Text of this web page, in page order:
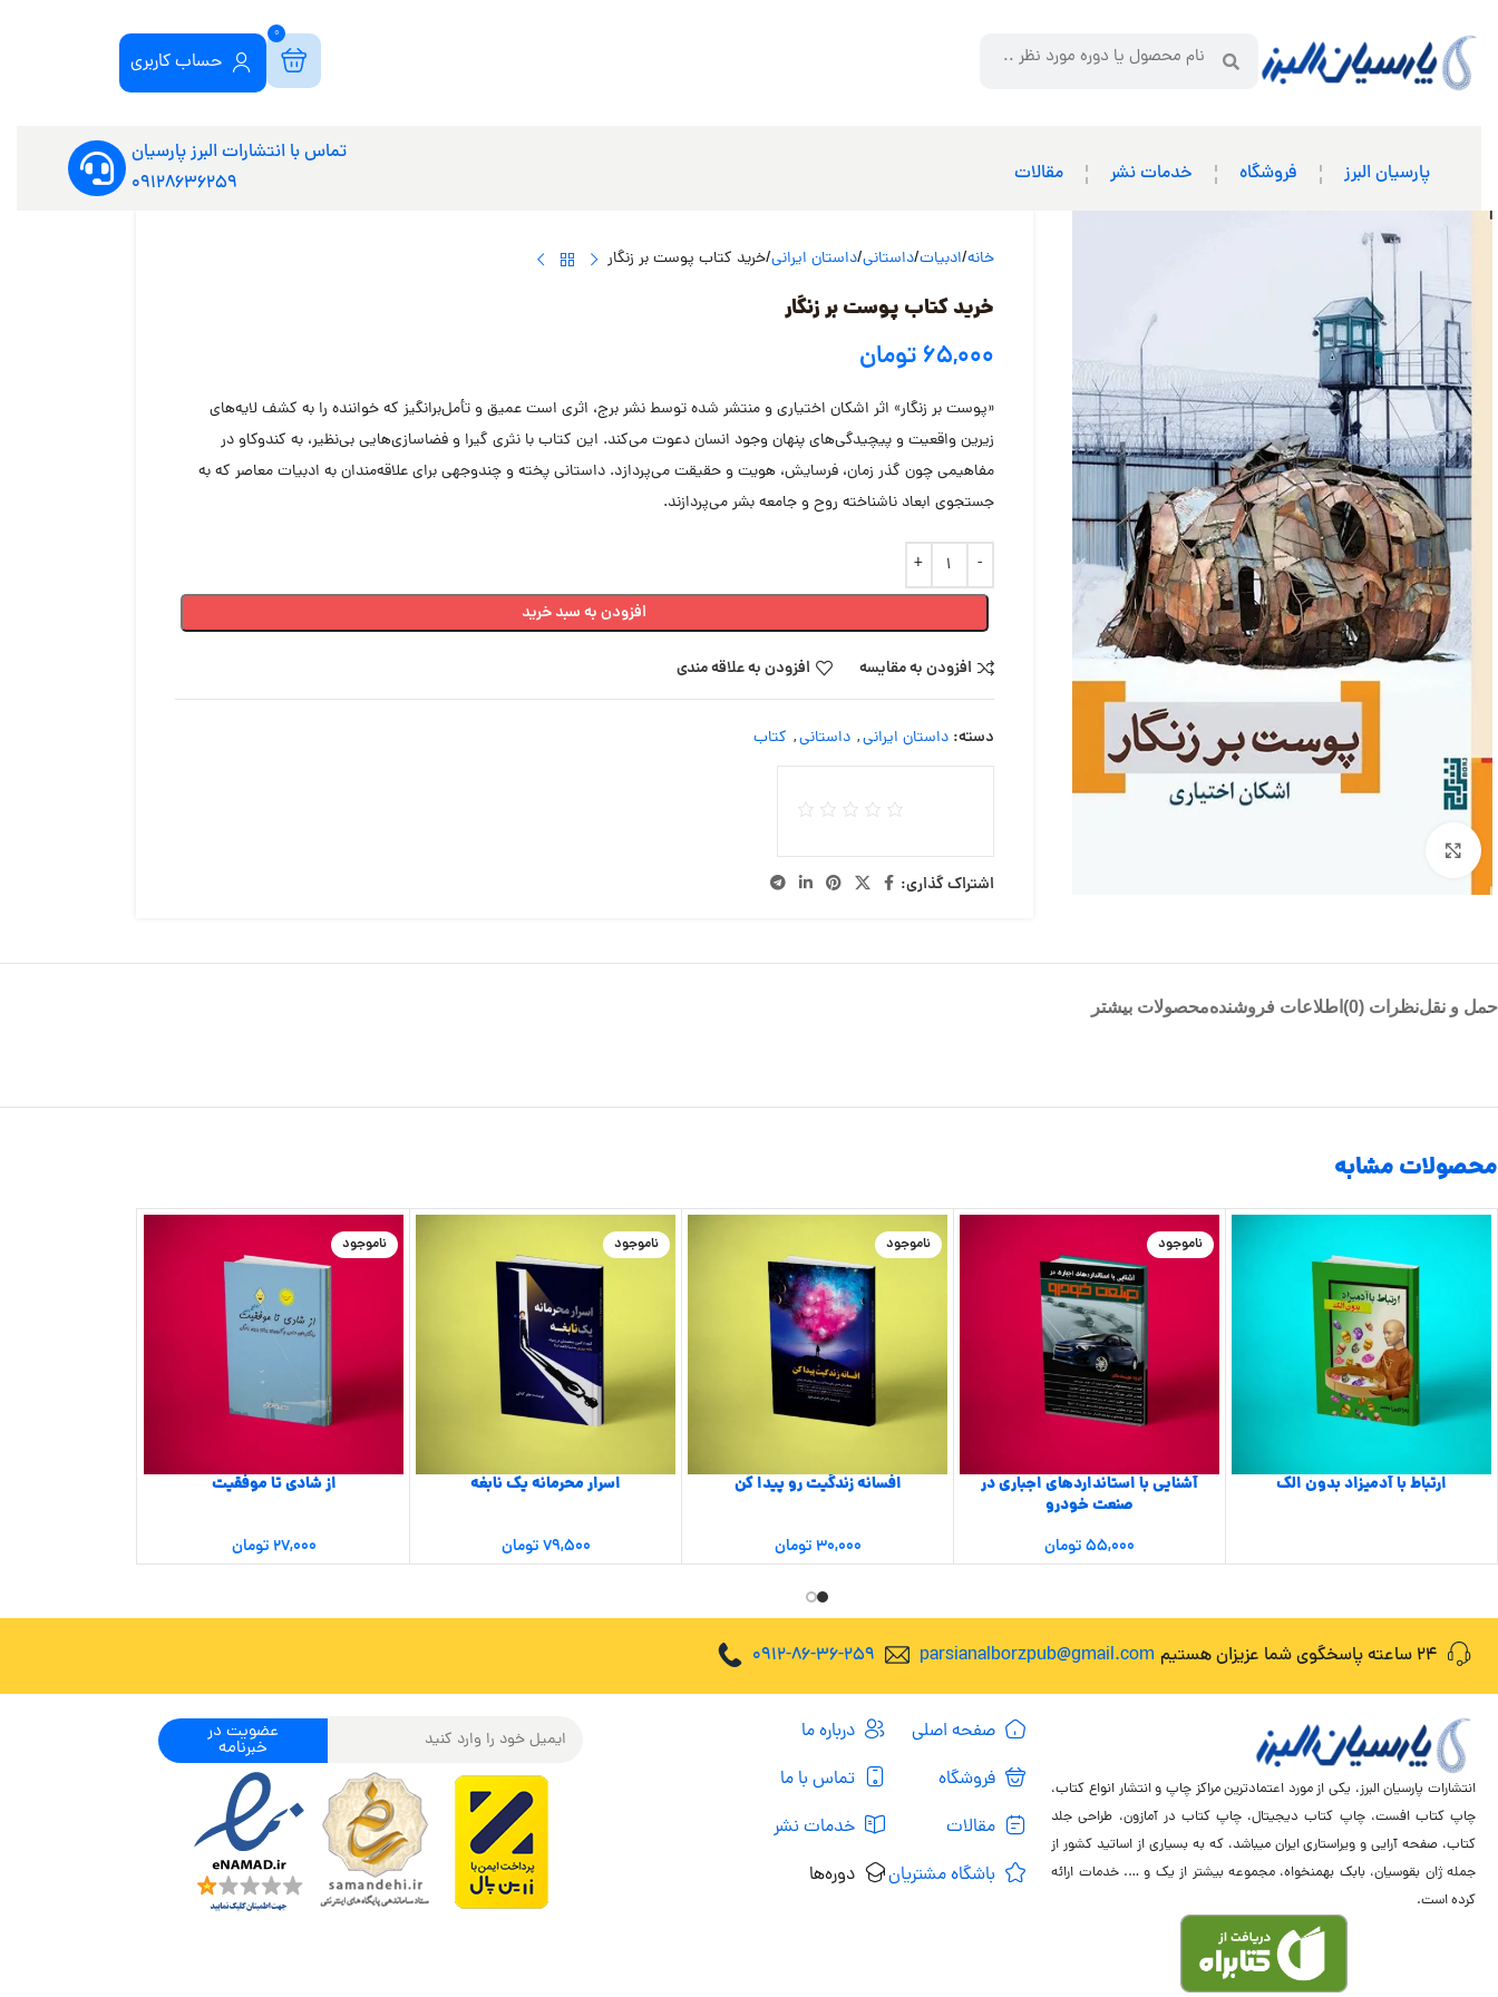
حساب کاربری
0
پارسیان البرز فروشگاه خدمات نشر مقالات
تماس با انتشارات البرز پارسیان
09128636259
خانه ادبیات داستانی داستان ایرانی خرید کتاب پوست بر زنگار
خرید کتاب پوست بر زنگار
۶۵,۰۰۰ تومان
«پوست بر زنگار» اثر اشکان اختیاری و منتشر شده توسط نشر برج، اثری است عمیق و تأمل‌برانگیز که خواننده را به کشف لایه‌های
زیرین واقعیت و پیچیدگی‌های پنهان وجود انسان دعوت می‌کند. این کتاب با نثری گیرا و فضاسازی‌هایی بی‌نظیر، به کندوکاو در
مفاهیمی چون گذر زمان، فرسایش، هویت و حقیقت می‌پردازد. داستانی پخته و چندوجهی برای علاقه‌مندان به ادبیات معاصر که به
جستجوی ابعاد ناشناخته روح و جامعه بشر می‌پردازند.
افزودن به سبد خرید
افزودن به مقایسه افزودن به علاقه مندی
دسته: داستان ایرانی, داستانی, کتاب
اشتراک گذاری:
حمل و نقلنظرات (0) اطلاعات فروشندهمحصولات بیشتر
محصولات مشابه
ارتباط با آدمیزاد بدون الک
ناموجود
آشنایی با استانداردهای اجباری در
صنعت خودرو
۵۵,۰۰۰تومان
ناموجود
افسانه زندگیت رو پیدا کن
۳۰,۰۰۰تومان
ناموجود
اسرار محرمانه یک نابغه
۷۹,۵۰۰تومان
ناموجود
از شادی تا موفقیت
۲۷,۰۰۰تومان
24 ساعته پاسخگوی شما عزیزان هستیم parsianalborzpub@gmail.com
0912-86-36-259
انتشارات پارسیان البرز، یکی از مورد اعتمادترین مراکز چاپ و انتشار انواع کتاب،
چاپ کتاب افست، چاپ کتاب دیجیتال، چاپ کتاب در آمازون، طراحی جلد
کتاب، صفحه آرایی و ویراستاری ایران میباشد، که به بسیاری از اساتید کشور از
جمله ژان بقوسیان، بابک بهمنخواه، مجموعه بیشتر از یک و …. خدمات ارائه
کرده است.
صفحه اصلی
فروشگاه
مقالات
باشگاه مشتریان
درباره ما
تماس با ما
خدمات نشر
دوره‌ها
عضویت در
خبرنامه